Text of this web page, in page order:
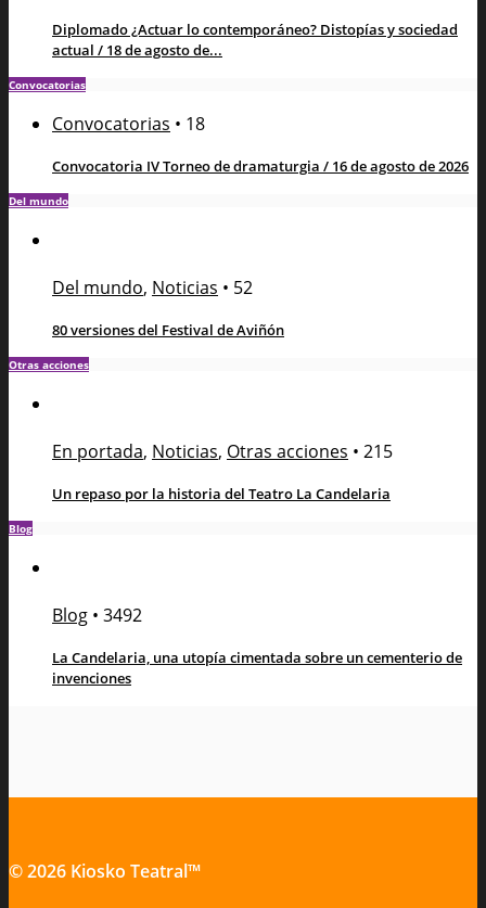
Diplomado ¿Actuar lo contemporáneo? Distopías y sociedad
actual / 18 de agosto de...
Convocatorias
Convocatorias • 18
Convocatoria IV Torneo de dramaturgia / 16 de agosto de 2026
Del mundo
Del mundo, Noticias • 52
80 versiones del Festival de Aviñón
Otras acciones
En portada, Noticias, Otras acciones • 215
Un repaso por la historia del Teatro La Candelaria
Blog
Blog • 3492
La Candelaria, una utopía cimentada sobre un cementerio de
invenciones
© 2026 Kiosko Teatral™